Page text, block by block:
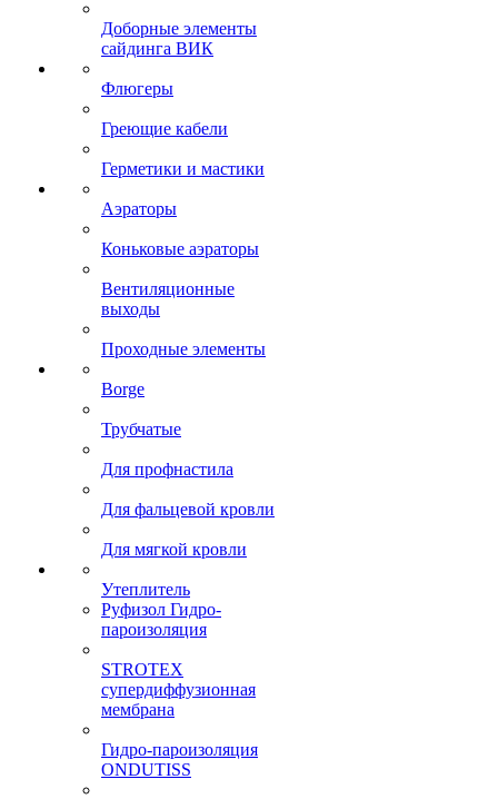
Доборные элементы
сайдинга ВИК
Флюгеры
Греющие кабели
Герметики и мастики
Аэраторы
Коньковые аэраторы
Вентиляционные
выходы
Проходные элементы
Borge
Трубчатые
Для профнастила
Для фальцевой кровли
Для мягкой кровли
Утеплитель
Руфизол Гидро-
пароизоляция
STROTEX
супердиффузионная
мембрана
Гидро-пароизоляция
ONDUTISS